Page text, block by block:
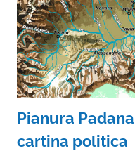
Pianura
cartina politica